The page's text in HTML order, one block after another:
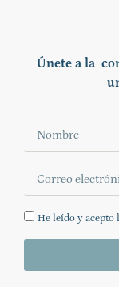
Únete a la
He leído y acepto